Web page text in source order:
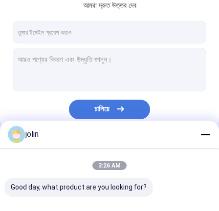
আমরা দ্রুত উত্তর দেব
চালিয়ে
আমাদের বিভাগসমূহ
jolin
3:26 AM
Good day, what product are you looking for?